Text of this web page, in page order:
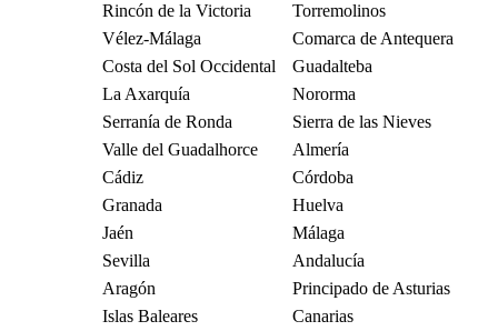
Rincón de la Victoria
Torremolinos
Vélez-Málaga
Comarca de Antequera
Costa del Sol Occidental
Guadalteba
La Axarquía
Nororma
Serranía de Ronda
Sierra de las Nieves
Valle del Guadalhorce
Almería
Cádiz
Córdoba
Granada
Huelva
Jaén
Málaga
Sevilla
Andalucía
Aragón
Principado de Asturias
Islas Baleares
Canarias